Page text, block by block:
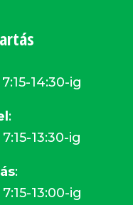
14:30-ig
:
13:30-ig
:
13:00-ig